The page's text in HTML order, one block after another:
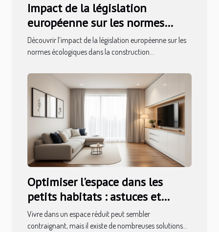
Impact de la législation
européenne sur les normes
écologiques dans la
construction
Découvrir l’impact de la législation européenne sur les
normes écologiques dans la construction...
Optimiser l'espace dans les
petits habitats : astuces et
conseils
Vivre dans un espace réduit peut sembler
contraignant, mais il existe de nombreuses solutions...